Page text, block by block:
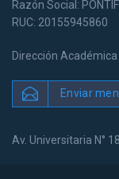
Razón Social:
RUC: 20155945860
Dirección
Enviar
Av. Universitaria N°